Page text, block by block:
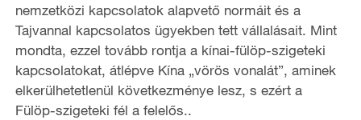
nemzetközi kapcsolatok alapvető normáit és a
Tajvannal kapcsolatos ügyekben tett vállalásait. Mint
mondta, ezzel tovább rontja a kínai-fülöp-szigeteki
kapcsolatokat, átlépve Kína „vörös vonalát”, aminek
elkerülhetetlenül következménye lesz, s ezért a
Fülöp-szigeteki fél a felelős..